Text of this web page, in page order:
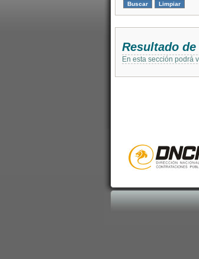
Resultado
En esta sección podrá